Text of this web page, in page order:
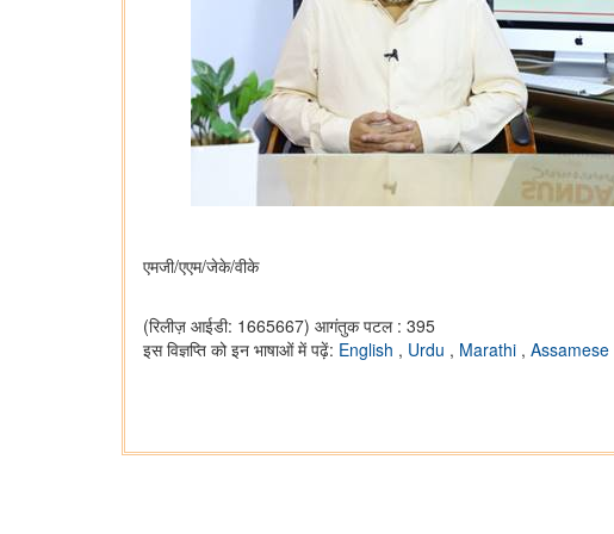
एमजी/एएम/जेके/वीके
(रिलीज़ आईडी: 1665667) आगंतुक पटल : 395
इस विज्ञप्ति को इन भाषाओं में पढ़ें: English , Urdu , Marathi , Assamese